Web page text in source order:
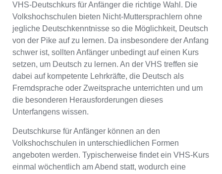
VHS-Deutschkurs für Anfänger die richtige Wahl. Die
Volkshochschulen bieten Nicht-Muttersprachlern ohne
jegliche Deutschkenntnisse so die Möglichkeit, Deutsch
von der Pike auf zu lernen. Da insbesondere der Anfang
schwer ist, sollten Anfänger unbedingt auf einen Kurs
setzen, um Deutsch zu lernen. An der VHS treffen sie
dabei auf kompetente Lehrkräfte, die Deutsch als
Fremdsprache oder Zweitsprache unterrichten und um
die besonderen Herausforderungen dieses
Unterfangens wissen.
Deutschkurse für Anfänger können an den
Volkshochschulen in unterschiedlichen Formen
angeboten werden. Typischerweise findet ein VHS-Kurs
einmal wöchentlich am Abend statt, wodurch eine